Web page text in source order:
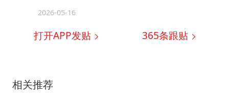
2026-05-16
打开APP发贴 365条跟贴
相关推荐